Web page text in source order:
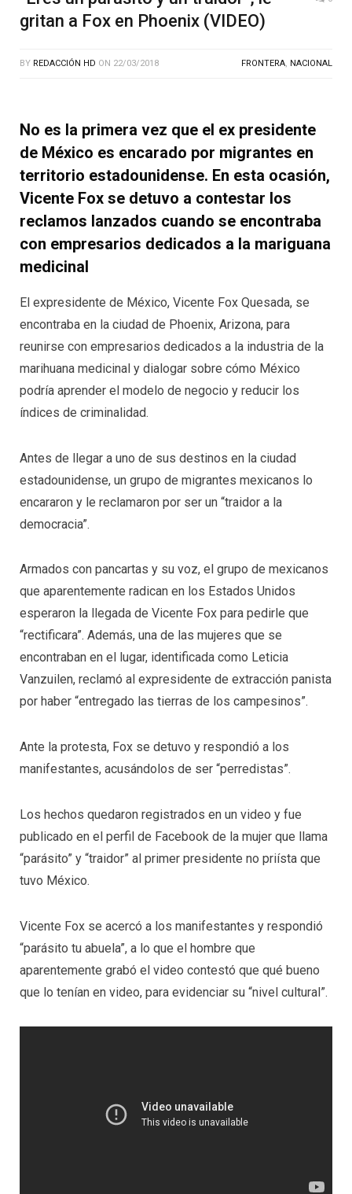
gritan a Fox en Phoenix (VIDEO)
BY REDACCIÓN HD ON 22/03/2018 FRONTERA, NACIONAL
No es la primera vez que el ex presidente
de México es encarado por migrantes en
territorio estadounidense. En esta ocasión,
Vicente Fox se detuvo a contestar los
reclamos lanzados cuando se encontraba
con empresarios dedicados a la mariguana
medicinal
El expresidente de México, Vicente Fox Quesada, se
encontraba en la ciudad de Phoenix, Arizona, para
reunirse con empresarios dedicados a la industria de la
marihuana medicinal y dialogar sobre cómo México
podría aprender el modelo de negocio y reducir los
índices de criminalidad.
Antes de llegar a uno de sus destinos en la ciudad
estadounidense, un grupo de migrantes mexicanos lo
encararon y le reclamaron por ser un “traidor a la
democracia”.
Armados con pancartas y su voz, el grupo de mexicanos
que aparentemente radican en los Estados Unidos
esperaron la llegada de Vicente Fox para pedirle que
“rectificara”. Además, una de las mujeres que se
encontraban en el lugar, identificada como Leticia
Vanzuilen, reclamó al expresidente de extracción panista
por haber “entregado las tierras de los campesinos”.
Ante la protesta, Fox se detuvo y respondió a los
manifestantes, acusándolos de ser “perredistas”.
Los hechos quedaron registrados en un video y fue
publicado en el perfil de Facebook de la mujer que llama
“parásito” y “traidor” al primer presidente no priísta que
tuvo México.
Vicente Fox se acercó a los manifestantes y respondió
“parásito tu abuela”, a lo que el hombre que
aparentemente grabó el video contestó que qué bueno
que lo tenían en video, para evidenciar su “nivel cultural”.